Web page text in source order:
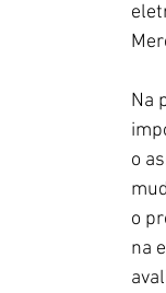
Na
o
o
na